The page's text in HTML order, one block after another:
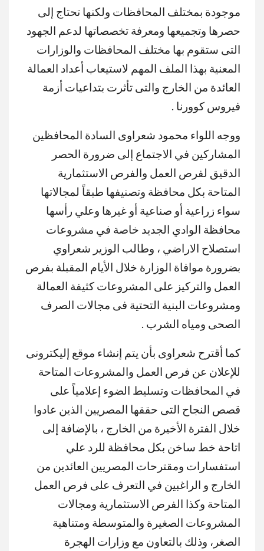
موجودة بمختلف المحافظات ولكنها تحتاج إلى
حصرها وتجميعها ومعرفة تخصصاتها لدعم الجهود
التى ستقوم بها مختلف المحافظات والوزارات
المعنية بهذا الملف المهم لاستيعاب أعداد العمالة
العائدة من الخارج والتى تأثرت بتداعيات أزمة
فيروس كوورنا .
ووجه اللواء محمود شعراوى السادة المحافظين
المشاركين في الاجتماع إلى ضرورة الحصر
الدقيق لفرص العمل والفرص الاستثمارية
المتاحة بكل محافظة وتصنيفها طبقاً لمجالاتها
سواء زراعية أو صناعية أو غيرها وعلي رأسها
محافظة الوادي الجديد خاصة في مشروعات
استصلاح الاراضي ، وطالب الوزير شعراوي
بضرورة موافاة الوزارة خلال الأيام المقبلة بفرص
العمل والتركيز على المشروعات كثيفة العمالة
ومشروعات البنية التحتية فى مجالات الصرف
الصحى ومياه الشرب .
كما أقترح شعراوى بأن يتم إنشاء موقع إليكترونى
للإعلان عن فرص العمل والمشروعات المتاحة
في المحافظات وتسليط الضوء إعلامياً على
قصص النجاح التى حققها المصريين الذين عادوا
خلال الفترة الأخيرة من الخارج ، بالإضافة إلى
اتاحة خط ساخن بكل محافظة للرد علي
استفسارات ومقترحات المصريين العائدين من
الخارج و الراغبين في التعرف على فرص العمل
المتاحة وكذا الفرص الاستثمارية ومجالات
المشروعات الصغيرة والمتوسطة ومتناهية
الصغر، وذلك بالتعاون مع وزارات الهجرة